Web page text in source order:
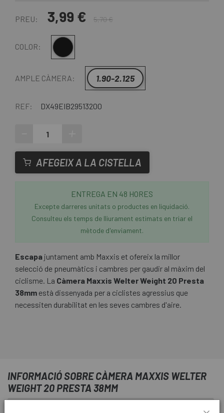
PREU: 3,99 € 5,70 €
COLOR: Negre
AMPLE CÀMERA: 1.90-2.125
REF: DX49EIB29513200
AFEGEIX A LA CISTELLA
ENTREGA EN 48 HORES
Excepte darreres unitats o productes en liquidació.
Consulteu els temps de lliurament estimats en triar el
mètode d'enviament.
Escapa juntament amb Maxxis et ofereix la millor
selecció de pneumàtics i cambres per gaudir al màxim del
ciclisme. La Càmera Maxxis Welter Weight 20 Presta
38mm està dissenyada per a ciclistes agressius que
necessiten durabilitat en les seves cambres d'aire.
INFORMACIÓ SOBRE CÀMERA MAXXIS WELTER
WEIGHT 20 PRESTA 38MM